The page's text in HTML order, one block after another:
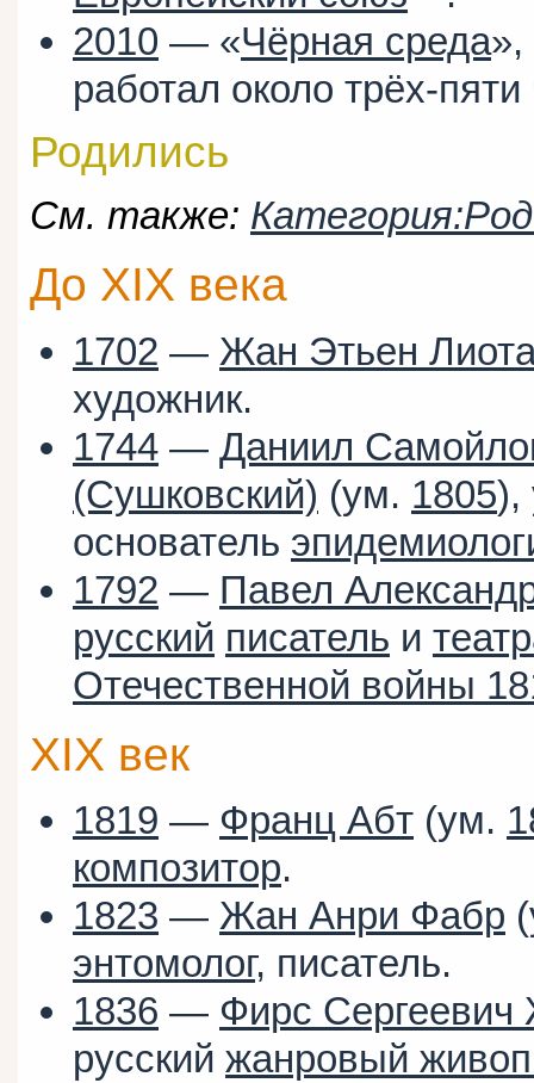
2010 — «Чёрная среда»,
работал около трёх-пяти
Родились
См. также:
До XIX века
1702 — Жан Этьен
художник.
1744 — Даниил
(Сушковский) (ум. 1805),
основатель
1792 — Павел
русский писатель и
Отечественной войны
XIX век
1819 — Франц Абт (ум.
композитор.
1823 — Жан Анри Фабр
энтомолог, писатель.
1836 — Фирс Сергеевич
русский жанровый